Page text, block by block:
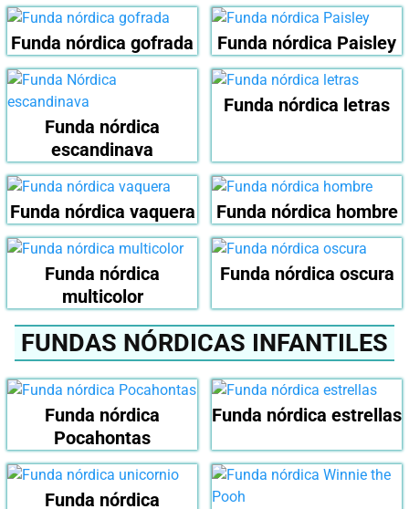
Funda nórdica gofrada Funda nórdica Paisley
Funda nórdica
escandinava
Funda nórdica letras
Funda nórdica vaquera Funda nórdica hombre
Funda nórdica
multicolor
Funda nórdica oscura
FUNDAS NÓRDICAS INFANTILES
Funda nórdica
Pocahontas
Funda nórdica estrellas
Funda nórdica